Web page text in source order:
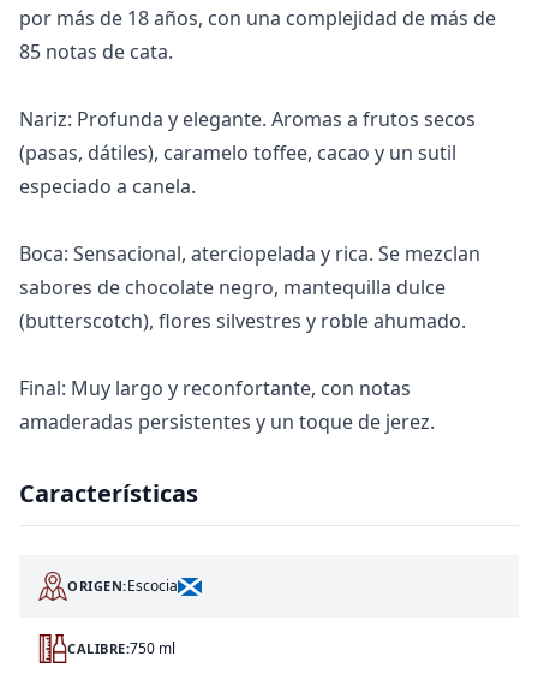
por más de 18 años, con una complejidad de más de
85 notas de cata.
Nariz: Profunda y elegante. Aromas a frutos secos
(pasas, dátiles), caramelo toffee, cacao y un sutil
especiado a canela.
Boca: Sensacional, aterciopelada y rica. Se mezclan
sabores de chocolate negro, mantequilla dulce
(butterscotch), flores silvestres y roble ahumado.
Final: Muy largo y reconfortante, con notas
amaderadas persistentes y un toque de jerez.
Características
ORIGEN:Escocia
CALIBRE:750 ml